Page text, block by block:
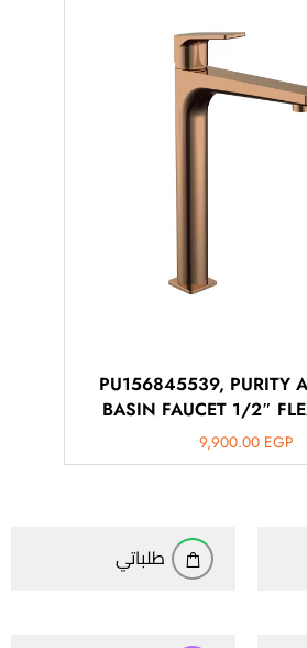
PU156845539, PURITY
BASIN FAUCET 1/2″
9,900.00 EGP
طلباتي